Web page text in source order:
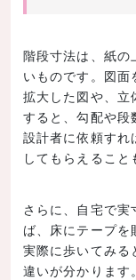
階段寸法は、紙の
いものです。図面
拡大した図や、立
すると、勾配や段
設計者に依頼すれ
してもらえること
さらに、自宅で実
ば、床にテープを
実際に歩いてみる
違いが分かります